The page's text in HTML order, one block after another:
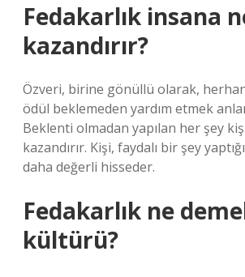
Fedakarlık insana
kazandırır?
Özveri, birine gönüllü olarak,
ödül beklemeden yardım etmek
Beklenti olmadan yapılan her şey
kazandırır. Kişi, faydalı bir şey
daha değerli hisseder.
Fedakarlık ne
kültürü?